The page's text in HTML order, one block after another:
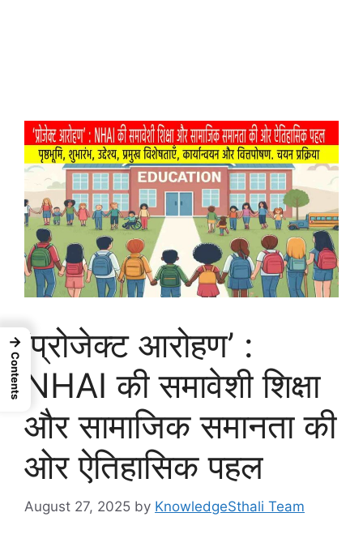
‘प्रोजेक्ट आरोहण’ :
NHAI की समावेशी शिक्षा
और सामाजिक समानता की
ओर ऐतिहासिक पहल
August 27, 2025 by KnowledgeSthali Team
→
Contents